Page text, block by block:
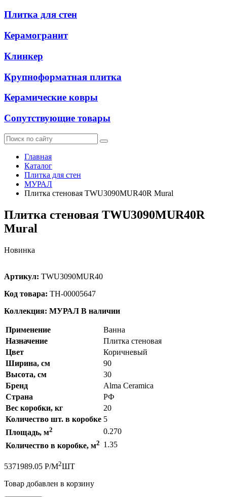
Плитка для стен
Керамогранит
Клинкер
Крупноформатная плитка
Керамические ковры
Сопутствующие товары
Главная
Каталог
Плитка для стен
МУРАЛ
Плитка стеновая TWU3090MUR40R Mural
Плитка стеновая TWU3090MUR40R
Mural
Новинка
Артикул: TWU3090MUR40
Код товара: ТН-00005647
Коллекция: МУРАЛ В наличии
Применение
Ванна
Назначение
Плитка стеновая
Цвет
Коричневый
Ширина, см
90
Высота, см
30
Бренд
Alma Ceramica
Страна
РФ
Вес коробки, кг
20
Количество шт. в коробке 5
Площадь, м2
0.270
Количество в коробке, м2 1.35
5371989.05 Р/М2ШТ
Товар добавлен в корзину